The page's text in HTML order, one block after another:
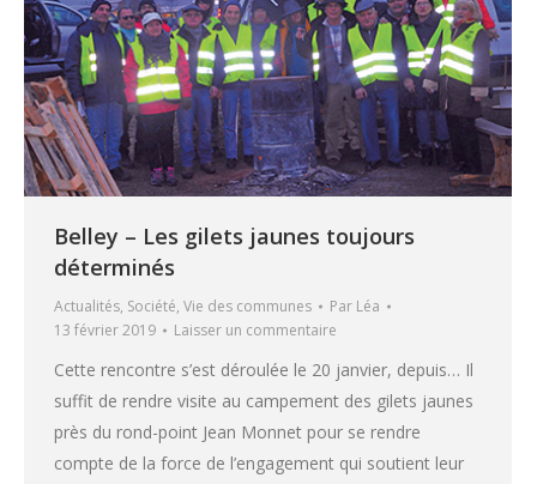
Belley – Les gilets jaunes toujours
déterminés
Actualités, Société, Vie des communes Par Léa
13 février 2019
Laisser un commentaire
Cette rencontre s’est déroulée le 20 janvier, depuis… Il
suffit de rendre visite au campement des gilets jaunes
près du rond-point Jean Monnet pour se rendre
compte de la force de l’engagement qui soutient leur